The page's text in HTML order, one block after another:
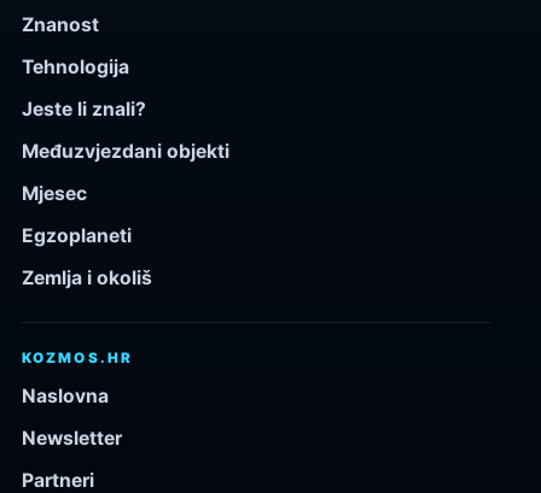
Znanost
Tehnologija
Jeste li znali?
Međuzvjezdani objekti
Mjesec
Egzoplaneti
Zemlja i okoliš
KOZMOS.HR
Naslovna
Newsletter
Partneri